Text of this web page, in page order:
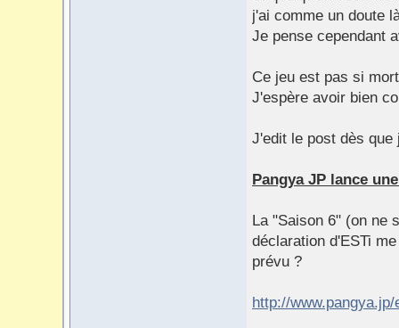
j'ai comme un doute
Je pense cependant
Ce jeu est pas si
J'espère avoir bien
J'edit le post dès que
Pangya JP lance
La "Saison 6" (on ne
déclaration d'ESTi
prévu ?
http://